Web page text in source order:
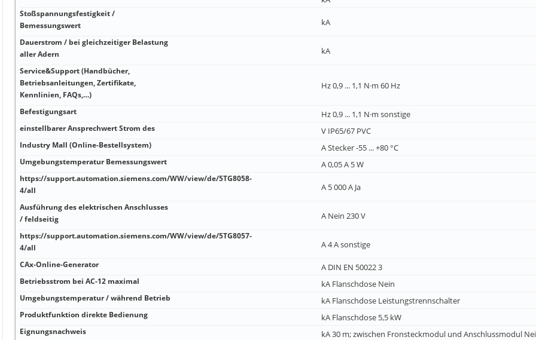
Stoßspannungsfestigkeit /
Bemessungswert
kA
Dauerstrom / bei gleichzeitiger Belastung
aller Adern
kA
Service&Support (Handbücher,
Betriebsanleitungen, Zertifikate,
Kennlinien, FAQs,…)
Hz 0,9 ... 1,1 N·m 60 Hz
Befestigungsart Hz 0,9 ... 1,1 N·m sonstige
einstellbarer Ansprechwert Strom des V IP65/67 PVC
Industry Mall (Online-Bestellsystem) A Stecker -55 ... +80 °C
Umgebungstemperatur Bemessungswert A 0,05 A 5 W
https://support.automation.siemens.com/WW/view/de/5TG8058-
4/all
A 5 000 A Ja
Ausführung des elektrischen Anschlusses
/ feldseitig
A Nein 230 V
https://support.automation.siemens.com/WW/view/de/5TG8057-
4/all
A 4 A sonstige
CAx-Online-Generator A DIN EN 50022 3
Betriebsstrom bei AC-12 maximal kA Flanschdose Nein
Umgebungstemperatur / während Betrieb kA Flanschdose Leistungstrennschalter
Produktfunktion direkte Bedienung kA Flanschdose 5,5 kW
Eignungsnachweis kA 30 m; zwischen Fronsteckmodul und Anschlussmodul